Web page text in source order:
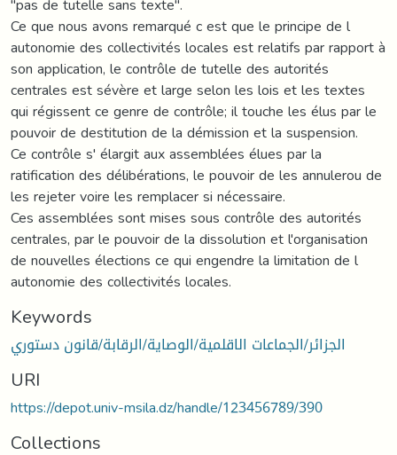
Ce que nous avons remarqué c est que le principe de l
autonomie des collectivités locales est relatifs par rapport à
son application, le contrôle de tutelle des autorités
centrales est sévère et large selon les lois et les textes
qui régissent ce genre de contrôle; il touche les élus par le
pouvoir de destitution de la démission et la suspension.
Ce contrôle s' élargit aux assemblées élues par la
ratification des délibérations, le pouvoir de les annulerou de
les rejeter voire les remplacer si nécessaire.
Ces assemblées sont mises sous contrôle des autorités
centrales, par le pouvoir de la dissolution et l'organisation
de nouvelles élections ce qui engendre la limitation de l
autonomie des collectivités locales.
Keywords
الجزائر/الجماعات الاقلمية/الوصاية/الرقابة/قانون دستوري
URI
https://depot.univ-msila.dz/handle/123456789/390
Collections